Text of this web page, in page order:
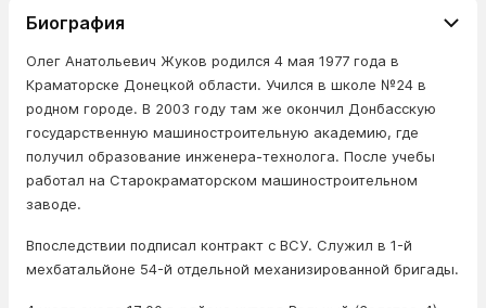
Биография
Олег Анатольевич Жуков родился 4 мая 1977 года в
Краматорске Донецкой области. Учился в школе №24 в
родном городе. В 2003 году там же окончил Донбасскую
государственную машиностроительную академию, где
получил образование инженера-технолога. После учебы
работал на Старокраматорском машиностроительном
заводе.
Впоследствии подписал контракт с ВСУ. Служил в 1-й
мехбатальйоне 54-й отдельной механизированной бригады.